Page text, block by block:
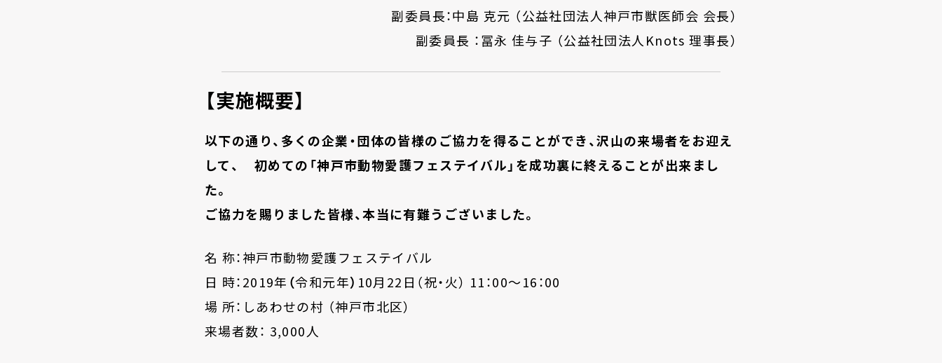
副委員長：中島 克元 （公益社団法人神戸市獣医師会 会長）
副委員長 ：冨永 佳与子 （公益社団法人 Knots理事長）
【実施概要】
以下の通り、多くの企業・団体の皆様のご協力を得ることができ、沢山の来場者をお迎え
して、
初めての「神戸市動物愛護フェステイバル 」 を成功裏に終えることが出来まし
た。
ご協力を賜りました皆様、本当に有難うございました。
名 称：神戸市動物愛護フェステイバル
日 時：2019年 （令和元年） 10月 22 日 （祝・火） 11：00〜16：00
場 所： しあわせの村 （神戸市北区）
来場者数： 3,000人